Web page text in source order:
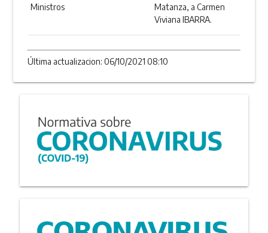
Ministros
Matanza, a Carmen
Viviana IBARRA.
Última actualizacion: 06/10/2021 08:10